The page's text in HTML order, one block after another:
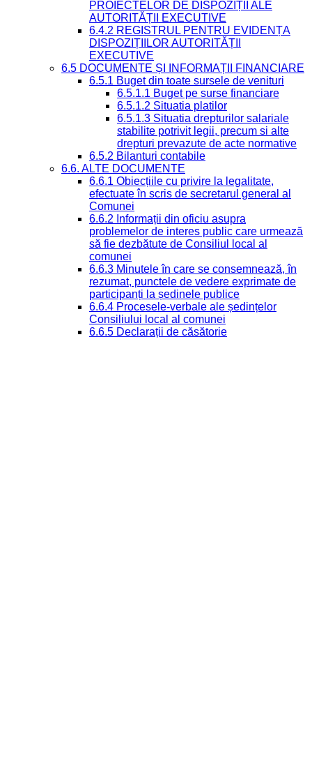
PROIECTELOR DE DISPOZIȚII ALE
AUTORITĂȚII EXECUTIVE
6.4.2 REGISTRUL PENTRU EVIDENȚA
DISPOZIȚIILOR AUTORITĂȚII
EXECUTIVE
6.5 DOCUMENTE ȘI INFORMAȚII FINANCIARE
6.5.1 Buget din toate sursele de venituri
6.5.1.1 Buget pe surse financiare
6.5.1.2 Situatia platilor
6.5.1.3 Situatia drepturilor salariale
stabilite potrivit legii, precum si alte
drepturi prevazute de acte normative
6.5.2 Bilanturi contabile
6.6. ALTE DOCUMENTE
6.6.1 Obiecțiile cu privire la legalitate,
efectuate în scris de secretarul general al
Comunei
6.6.2 Informații din oficiu asupra
problemelor de interes public care urmează
să fie dezbătute de Consiliul local al
comunei
6.6.3 Minutele în care se consemnează, în
rezumat, punctele de vedere exprimate de
participanți la ședinele publice
6.6.4 Procesele-verbale ale ședințelor
Consiliului local al comunei
6.6.5 Declarații de căsătorie